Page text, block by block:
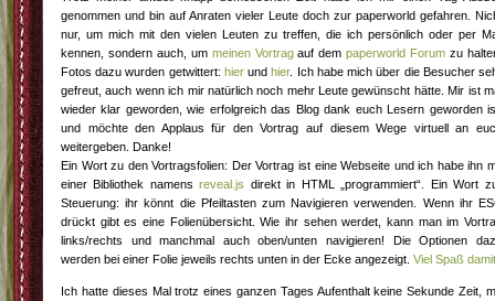
genommen und bin auf Anraten vieler Leute doch zur paperworld gefahren.
nur, um mich mit den vielen Leuten zu treffen, die ich persönlich oder per
kennen, sondern auch, um meinen Vortragauf dempaperworld Forum zu
Fotos dazu wurden getwittert: hierundhier. Ich habe mich über die Besucher
gefreut, auch wenn ich mir natürlich noch mehr Leute gewünscht hätte. Mir ist
wieder klar geworden, wie erfolgreich das Blog dank euch Lesern geworden
und möchte den Applaus für den Vortrag auf diesem Wege virtuell an
weitergeben. Danke!
Ein Wort zu den Vortragsfolien: Der Vortrag ist eine Webseite und ich habe ihn
einer Bibliothek namensreveal.js direkt in HTML „programmiert“. Ein Wort
Steuerung: ihr könnt die Pfeiltasten zum Navigieren verwenden. Wenn ihr
drückt gibt es eine Folienübersicht. Wie ihr sehen werdet, kann man im
links/rechts und manchmal auch oben/unten navigieren! Die Optionen
werden bei einer Folie jeweils rechts unten in der Ecke angezeigt. Viel Spaß
Ich hatte dieses Mal trotz eines ganzen Tages Aufenthalt keine Sekunde Zeit,